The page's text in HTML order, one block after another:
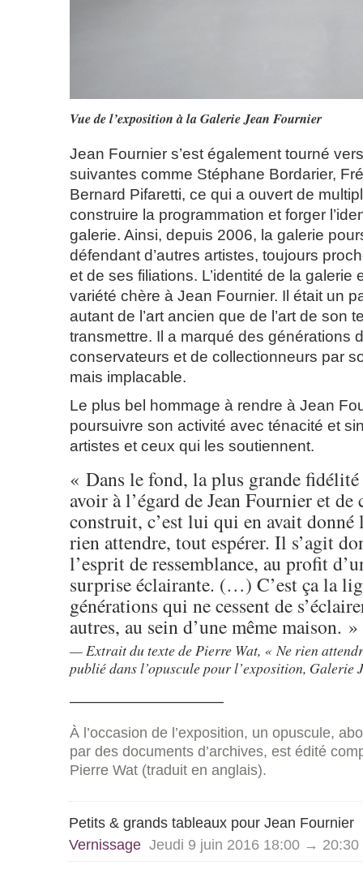
Vue de l’exposition à la Galerie Jean Fournier
Jean Fournier s’est également tourné
suivantes comme Stéphane Bordarier,
Bernard Pifaretti, ce qui a ouvert de
construire la programmation et forger
galerie. Ainsi, depuis 2006, la galerie
défendant d’autres artistes, toujours
et de ses filiations. L’identité de la galerie
variété chère à Jean Fournier. Il était un
autant de l’art ancien que de l’art de son
transmettre. Il a marqué des générations
conservateurs et de collectionneurs par
mais implacable.
Le plus bel hommage à rendre à Jean
poursuivre son activité avec ténacité et
artistes et ceux qui les soutiennent.
« Dans le fond, la plus grande fidélité
avoir à l’égard de Jean Fournier et de
construit, c’est lui qui en avait
rien attendre, tout espérer. Il s’agit
l’esprit de ressemblance, au profit
surprise éclairante. (…) C’est ça la
générations qui ne cessent de
autres, au sein d’une même maison. »
Extrait du texte de Pierre Wat, « Ne rien
publié dans l’opuscule pour l’exposition, Galerie
——————————
À l’occasion de l’exposition, un opuscule,
par des documents d’archives, est édité
Pierre Wat (traduit en anglais).
Petits & grands tableaux pour Jean Fournier
Vernissage Jeudi 9 juin 2016 18:00 → 20:30